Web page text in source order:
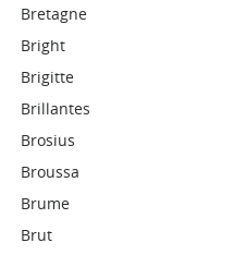
Bretagne
Bright
Brigitte
Brillantes
Brosius
Broussa
Brume
Brut